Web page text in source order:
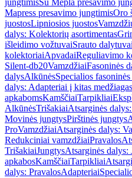
jungtimisSu Mepla presavimo
Mapress presavimo jungtimisOro
juostosLipniosios juostos
dalys: Kolektorių asortimentas
išleidimo vožtuvaiSrauto dalytuvai
kolektoriaiApvadaiReguliavimo
Silent-db20VamzdžiaiFasoninės
dalysAlkūnėsSpecialios
dalys: Adapteriai į kitas medžiagas
apkabomsKamščiaiTarpikliai
AlkūnėsTrišakiaiAtsarginės
Movinės jungtysPirštinės jungtys
ProVamzdžiaiAtsarginės dalys:
Redukciniai vamzdžiaiPravalos
TrišakiaiJungtysAtsarginės dalys:
apkabosKamščiaiTarpikliai
dalys: PravalosAdapteriai